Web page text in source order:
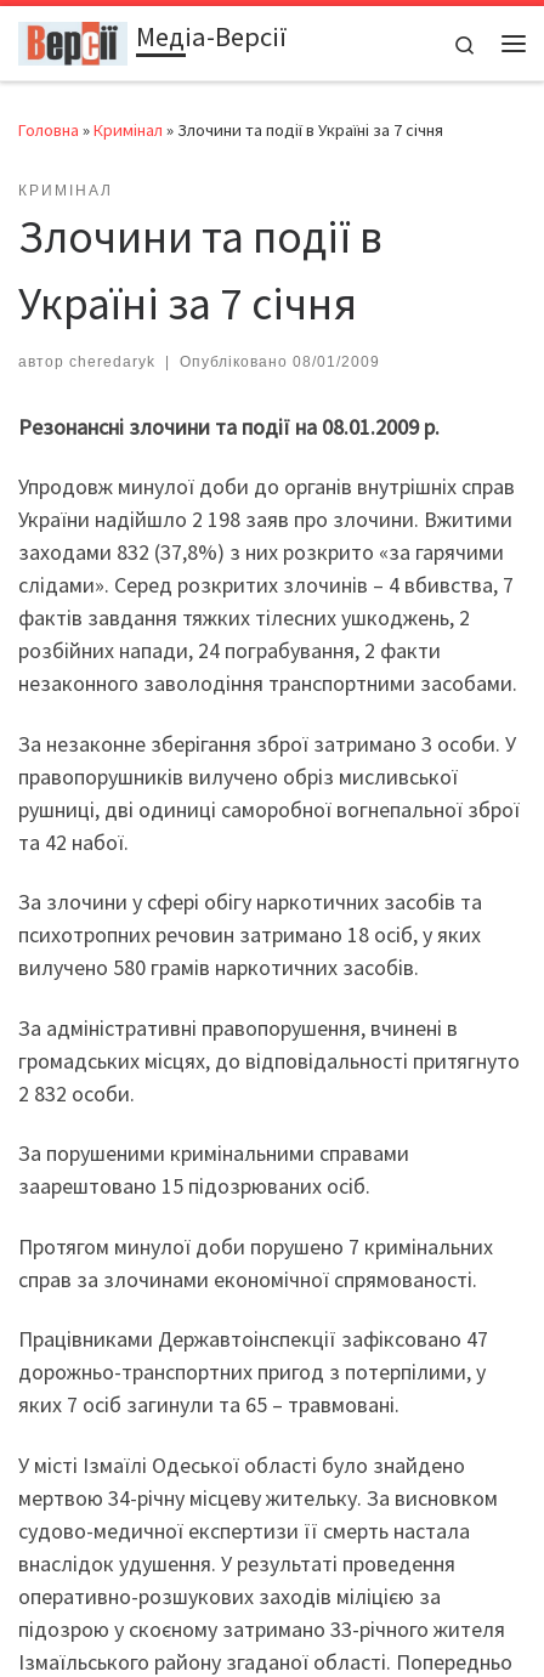
Перейти до вмістуМедіа-Версії
Search
Головна »Кримінал » Злочини та події в Україні за 7 січня
КРИМІНАЛ
Злочини та події в
Україні за 7 січня
автор cheredaryk | Опубліковано 08/01/2009
Резонансні злочини та події на 08.01.2009 р.
Упродовж минулої доби до органів внутрішніх справ
України надійшло 2 198 заяв про злочини. Вжитими
заходами 832 (37,8%) з них розкрито «за гарячими
слідами». Серед розкритих злочинів – 4 вбивства, 7
фактів завдання тяжких тілесних ушкоджень, 2
розбійних напади, 24 пограбування, 2 факти
незаконного заволодіння транспортними засобами.
За незаконне зберігання зброї затримано 3 особи. У
правопорушників вилучено обріз мисливської
рушниці, дві одиниці саморобної вогнепальної зброї
та 42 набої.
За злочини у сфері обігу наркотичних засобів та
психотропних речовин затримано 18 осіб, у яких
вилучено 580 грамів наркотичних засобів.
За адміністративні правопорушення, вчинені в
громадських місцях, до відповідальності притягнуто
2 832 особи.
За порушеними кримінальними справами
заарештовано 15 підозрюваних осіб.
Протягом минулої доби порушено 7 кримінальних
справ за злочинами економічної спрямованості.
Працівниками Державтоінспекції зафіксовано 47
дорожньо-транспортних пригод з потерпілими, у
яких 7 осіб загинули та 65 – травмовані.
У місті Ізмаїлі Одеської області було знайдено
мертвою 34-річну місцеву жительку. За висновком
судово-медичної експертизи її смерть настала
внаслідок удушення. У результаті проведення
оперативно-розшукових заходів міліцією за
підозрою у скоєному затримано 33-річного жителя
Ізмаїльського району згаданої області. Попередньо